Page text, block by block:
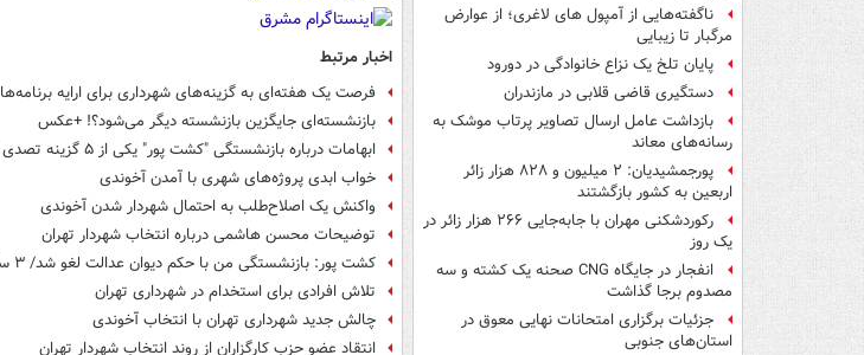
ناگفته‌هایی از آمپول های لاغری؛ از عوارض
مرگبار تا زیبایی
پایان تلخ یک نزاع خانوادگی در دورود
دستگیری قاضی قلابی در مازندران
بازداشت عامل ارسال تصاویر پرتاب موشک به
رسانه‌های معاند
پورجمشیدیان: ۲ میلیون و ۸۲۸ هزار زائر
اربعین به کشور بازگشتند
رکوردشکنی مهران با جابه‌جایی ۲۶۶ هزار زائر در
یک روز
انفجار در جایگاه CNG صحنه یک کشته و سه
مصدوم برجا گذاشت
جزئیات برگزاری امتحانات نهایی معوق در
استان‌های جنوبی
اخبار مرتبط
فرصت یک هفته‌ای به گزینه‌های شهرداری برای ارایه برنامه‌ها
بازنشسته‌ای جایگزین بازنشسته دیگر می‌شود؟! +عکس
ابهامات درباره بازنشستگی "کشت پور" یکی از ۵ گزینه تصدی شهرداری تهران
خواب ابدی پروژه‌های شهری با آمدن آخوندی
واکنش یک اصلاح‌طلب به احتمال شهردار شدن آخوندی
توضیحات محسن هاشمی درباره انتخاب شهردار تهران
کشت پور: بازنشستگی من با حکم دیوان عدالت لغو شد/ ۳ سال دیگر بازنشست می‌شوم
تلاش افرادی برای استخدام در شهرداری تهران
چالش جدید شهرداری تهران با انتخاب آخوندی
انتقاد عضو حزب کارگزاران از روند انتخاب شهردار تهران